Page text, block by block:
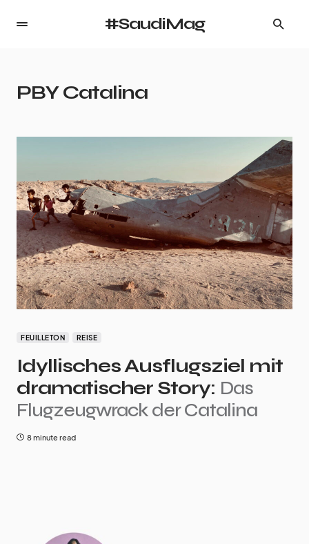
#SaudiMag
PBY Catalina
FEUILLETON REISE
Idyllisches Ausflugsziel mit
dramatischer Story: Das
Flugzeugwrack der Catalina
8 minute read